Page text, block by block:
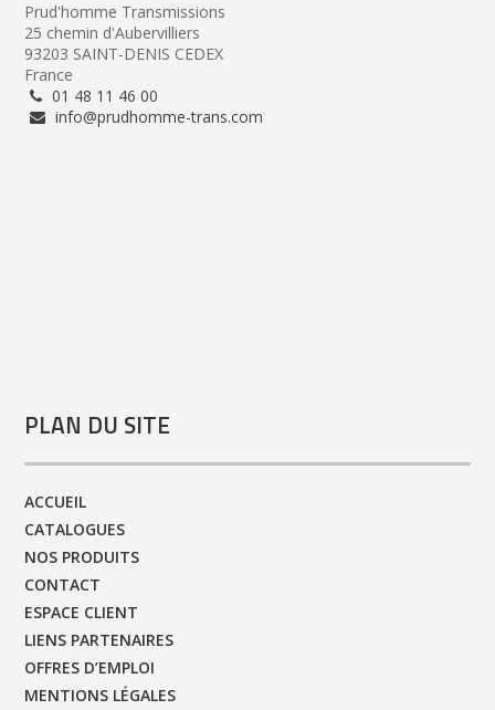
Prud'homme Transmissions
25 chemin d'Aubervilliers
93203 SAINT-DENIS CEDEX
France
01 48 11 46 00
info@prudhomme-trans.com
PLAN DU SITE
ACCUEIL
CATALOGUES
NOS PRODUITS
CONTACT
ESPACE CLIENT
LIENS PARTENAIRES
OFFRES D’EMPLOI
MENTIONS LÉGALES